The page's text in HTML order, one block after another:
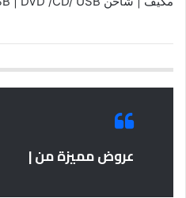
عروض مميزة من |